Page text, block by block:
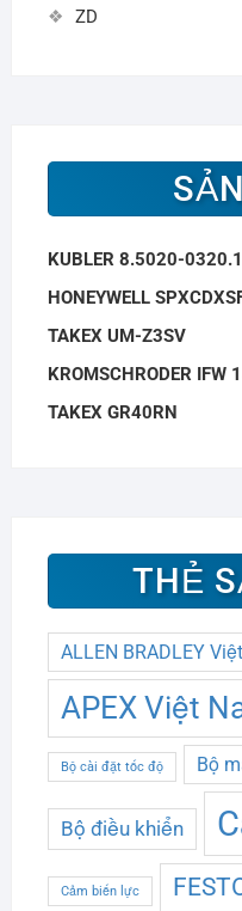
ZD
KUBLER 8.5020-
HONEYWELL
TAKEX UM-Z3SV
KROMSCHRODER
TAKEX GR40RN
THẺ
ALLEN BRADLEY
APEX Việt
Bộ cài đặt tốc độ Bộ
Bộ điều khiển
Cảm biến lực